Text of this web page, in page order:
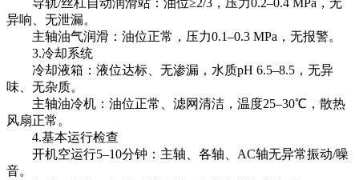
导轨/丝杠自动润滑站：油位≥2/3，压力0.2–0.4 MPa，无
异响、无泄漏。
主轴油气润滑：油位正常，压力0.1–0.3 MPa，无报警。
3.冷却系统
冷却液箱：液位达标、无渗漏，水质pH 6.5–8.5，无异
味、无杂质。
主轴油冷机：油位正常、滤网清洁，温度25–30℃，散热
风扇正常。
4.基本运行检查
开机空运行5–10分钟：主轴、各轴、AC轴无异常振动/噪
音。